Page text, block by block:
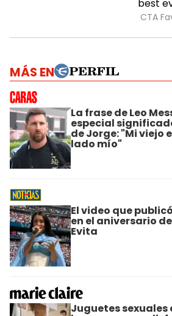
MÁS EN
La frase de Leo
especial
de Jorge: "Mi viejo
lado mío"
El video que
en el aniversario
Evita
Juguetes sexuales